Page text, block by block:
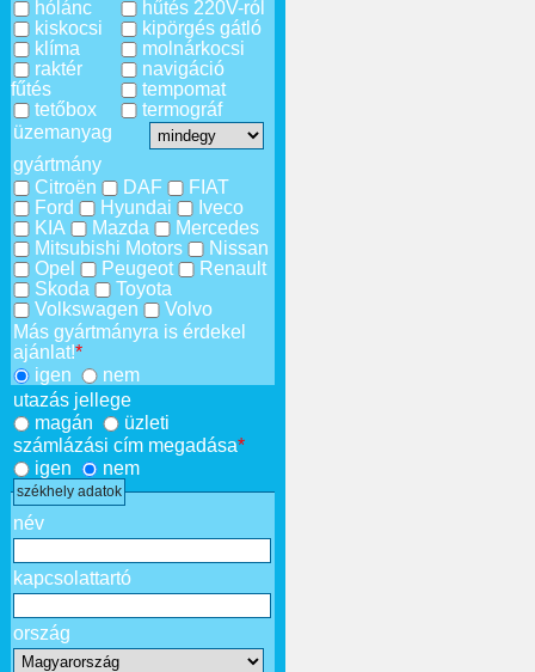
hólánc
kiskocsi
klíma
raktér
fűtés
tetőbox
hűtés 220V-ról
kipörgés gátló
molnárkocsi
navigáció
tempomat
termográf
üzemanyag
gyártmány
Citroën
DAF
FIAT
Ford
Hyundai
Iveco
KIA
Mazda
Mercedes
Mitsubishi Motors
Nissan
Opel
Peugeot
Renault
Skoda
Toyota
Volkswagen
Volvo
Más gyártmányra is érdekel
ajánlat!*
igen
nem
utazás jellege
magán
üzleti
számlázási cím megadása*
igen
nem
székhely adatok
név
kapcsolattartó
ország